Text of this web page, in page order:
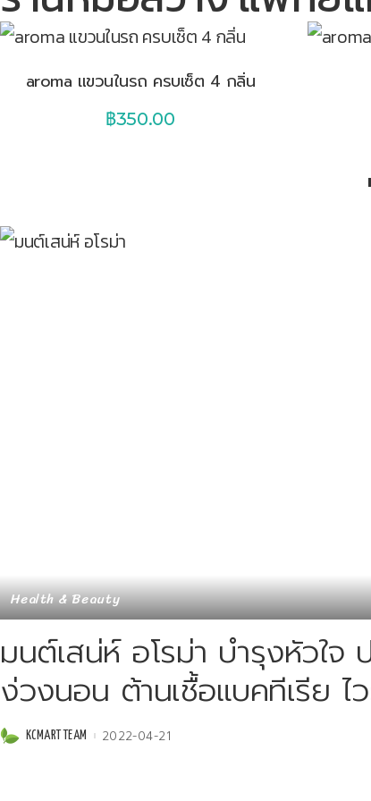
aroma แขวนในรถ ครบเซ็ต 4 กลิ่น
฿350.00
Health & Beauty
มนต์เสน่ห์ อโรม่า บำรุงหัวใจ
ง่วงนอน ต้านเชื้อแบคทีเรีย ไ
PostedKCMART TEAM 2022-04-21